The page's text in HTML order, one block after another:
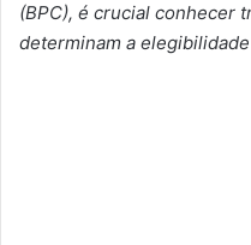
(BPC), é crucial conhecer
determinam a